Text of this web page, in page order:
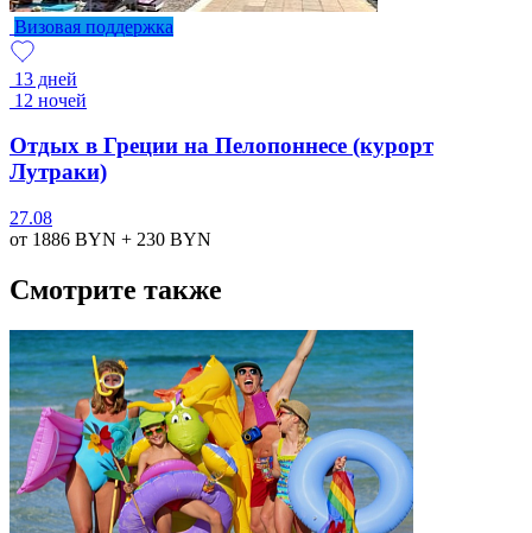
Визовая поддержка
13 дней
12 ночей
Отдых в Греции на Пелопоннесе (курорт
Лутраки)
27.08
от 1886 BYN + 230 BYN
Смотрите также